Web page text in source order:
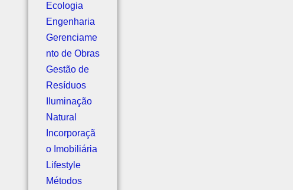
Ecologia
Engenharia
Gerenciame
nto de Obras
Gestão de
Resíduos
Iluminação
Natural
Incorporaçã
o Imobiliária
Lifestyle
Métodos